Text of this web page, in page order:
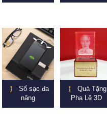
Sổ sạc đa
năng
Quà Tặng
Pha Lê 3D